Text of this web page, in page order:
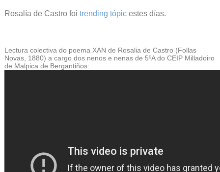
Rosalía de Castro foi trending tópicestes días.
Lectura colectiva do poema XAN de Rosalia de Castro (Follas
Novas, 1880) a cargo dos nenos e nenas de 5ºA do CEIP Milladoiro
de Malpica de Bergantiños: